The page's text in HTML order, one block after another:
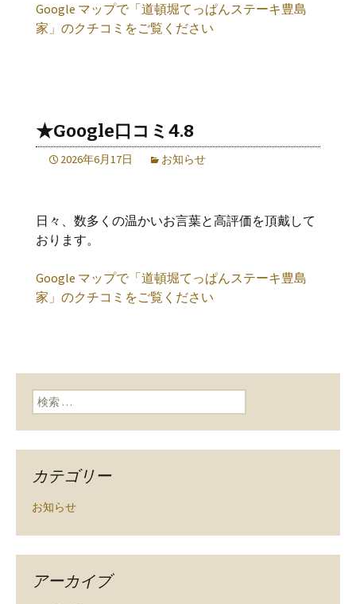
Google マップで「道頓堀てっぱんステーキ豊島
家」のクチコミをご覧ください
★Google口コミ4.8
2026年6月17日 お知らせ
日々、数多くの温かいお言葉と高評価を頂戴して
おります。
Google マップで「道頓堀てっぱんステーキ豊島
家」のクチコミをご覧ください
検索:
カテゴリー
お知らせ
アーカイブ